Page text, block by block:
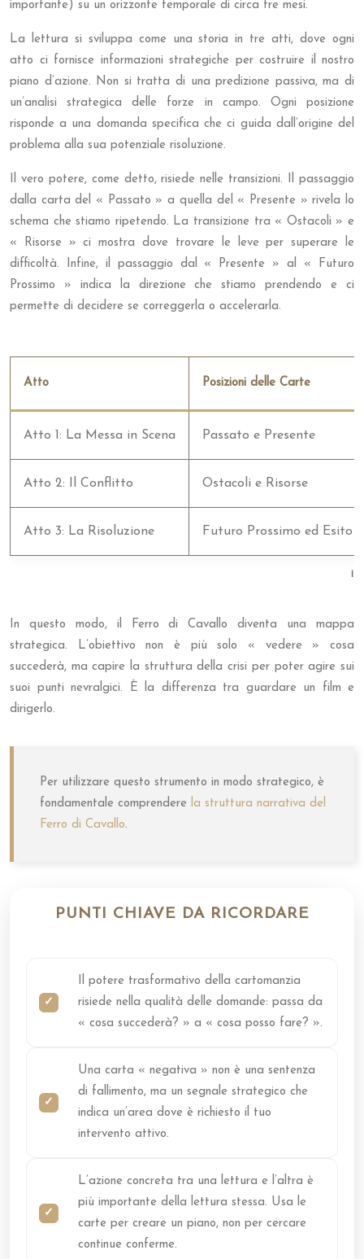
importante) su un orizzonte temporale di circa tre mesi.
La lettura si sviluppa come una storia in tre atti, dove ogni
atto ci fornisce informazioni strategiche per costruire il nostro
piano d’azione. Non si tratta di una predizione passiva, ma di
un’analisi strategica delle forze in campo. Ogni posizione
risponde a una domanda specifica che ci guida dall’origine del
problema alla sua potenziale risoluzione.
Il vero potere, come detto, risiede nelle transizioni. Il passaggio
dalla carta del « Passato » a quella del « Presente » rivela lo
schema che stiamo ripetendo. La transizione tra « Ostacoli » e
« Risorse » ci mostra dove trovare le leve per superare le
difficoltà. Infine, il passaggio dal « Presente » al « Futuro
Prossimo » indica la direzione che stiamo prendendo e ci
permette di decidere se correggerla o accelerarla.
Atto Posizioni delle Carte
Atto 1: La Messa in Scena Passato e Presente
Atto 2: Il Conflitto Ostacoli e Risorse
Atto 3: La Risoluzione Futuro Prossimo ed Esito
In questo modo, il Ferro di Cavallo diventa una mappa
strategica. L’obiettivo non è più solo « vedere » cosa
succederà, ma capire la struttura della crisi per poter agire sui
suoi punti nevralgici. È la differenza tra guardare un film e
dirigerlo.
Per utilizzare questo strumento in modo strategico, è
fondamentale comprendere la struttura narrativa del
Ferro di Cavallo.
PUNTI CHIAVE DA RICORDARE
Il potere trasformativo della cartomanzia
risiede nella qualità delle domande: passa da
« cosa succederà? » a « cosa posso fare? ».
Una carta « negativa » non è una sentenza
di fallimento, ma un segnale strategico che
indica un’area dove è richiesto il tuo
intervento attivo.
L’azione concreta tra una lettura e l’altra è
più importante della lettura stessa. Usa le
carte per creare un piano, non per cercare
continue conferme.